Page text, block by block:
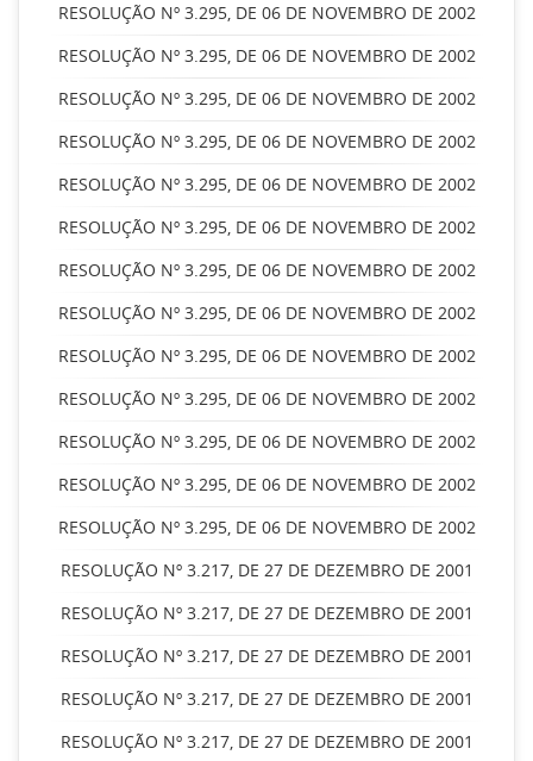
RESOLUÇÃO Nº 3.295, DE 06 DE NOVEMBRO DE 2002
RESOLUÇÃO Nº 3.295, DE 06 DE NOVEMBRO DE 2002
RESOLUÇÃO Nº 3.295, DE 06 DE NOVEMBRO DE 2002
RESOLUÇÃO Nº 3.295, DE 06 DE NOVEMBRO DE 2002
RESOLUÇÃO Nº 3.295, DE 06 DE NOVEMBRO DE 2002
RESOLUÇÃO Nº 3.295, DE 06 DE NOVEMBRO DE 2002
RESOLUÇÃO Nº 3.295, DE 06 DE NOVEMBRO DE 2002
RESOLUÇÃO Nº 3.295, DE 06 DE NOVEMBRO DE 2002
RESOLUÇÃO Nº 3.295, DE 06 DE NOVEMBRO DE 2002
RESOLUÇÃO Nº 3.295, DE 06 DE NOVEMBRO DE 2002
RESOLUÇÃO Nº 3.295, DE 06 DE NOVEMBRO DE 2002
RESOLUÇÃO Nº 3.295, DE 06 DE NOVEMBRO DE 2002
RESOLUÇÃO Nº 3.295, DE 06 DE NOVEMBRO DE 2002
RESOLUÇÃO Nº 3.217, DE 27 DE DEZEMBRO DE 2001
RESOLUÇÃO Nº 3.217, DE 27 DE DEZEMBRO DE 2001
RESOLUÇÃO Nº 3.217, DE 27 DE DEZEMBRO DE 2001
RESOLUÇÃO Nº 3.217, DE 27 DE DEZEMBRO DE 2001
RESOLUÇÃO Nº 3.217, DE 27 DE DEZEMBRO DE 2001